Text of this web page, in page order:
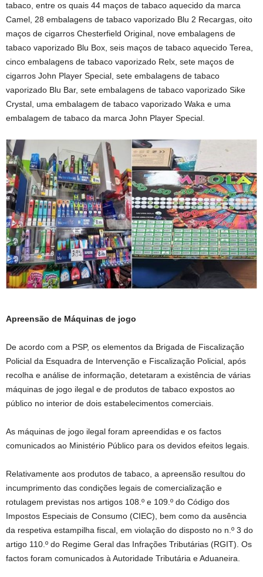
tabaco, entre os quais 44 maços de tabaco aquecido da marca
Camel, 28 embalagens de tabaco vaporizado Blu 2 Recargas, oito
maços de cigarros Chesterfield Original, nove embalagens de
tabaco vaporizado Blu Box, seis maços de tabaco aquecido Terea,
cinco embalagens de tabaco vaporizado Relx, sete maços de
cigarros John Player Special, sete embalagens de tabaco
vaporizado Blu Bar, sete embalagens de tabaco vaporizado Sike
Crystal, uma embalagem de tabaco vaporizado Waka e uma
embalagem de tabaco da marca John Player Special.
Apreensão de Máquinas de jogo
De acordo com a PSP, os elementos da Brigada de Fiscalização
Policial da Esquadra de Intervenção e Fiscalização Policial, após
recolha e análise de informação, detetaram a existência de várias
máquinas de jogo ilegal e de produtos de tabaco expostos ao
público no interior de dois estabelecimentos comerciais.
As máquinas de jogo ilegal foram apreendidas e os factos
comunicados ao Ministério Público para os devidos efeitos legais.
Relativamente aos produtos de tabaco, a apreensão resultou do
incumprimento das condições legais de comercialização e
rotulagem previstas nos artigos 108.º e 109.º do Código dos
Impostos Especiais de Consumo (CIEC), bem como da ausência
da respetiva estampilha fiscal, em violação do disposto no n.º 3 do
artigo 110.º do Regime Geral das Infrações Tributárias (RGIT). Os
factos foram comunicados à Autoridade Tributária e Aduaneira.